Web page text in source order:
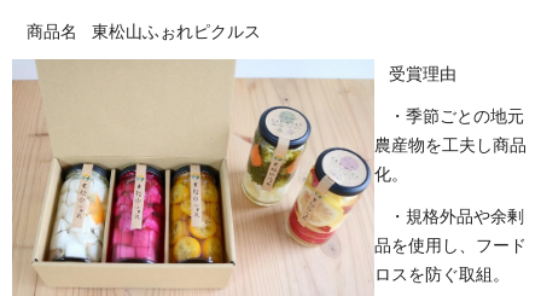
商品名 東松山ふぉれピクルス
受賞理由
・季節ごとの地元
農産物を工夫し商品
化。
・規格外品や余剰
品を使用し、フード
ロスを防ぐ取組。